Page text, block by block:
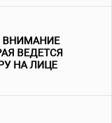
ВНИМАНИЕ
ВЕДЕТСЯ
НА ЛИЦЕ